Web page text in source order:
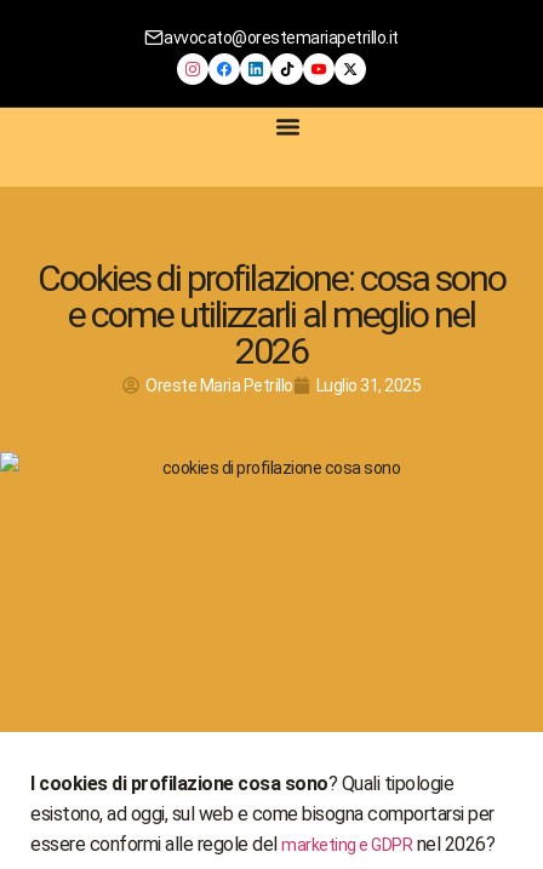
avvocato@orestemariapetrillo.it
Cookies di profilazione: cosa sono
e come utilizzarli al meglio nel
2026
Oreste Maria Petrillo Luglio 31, 2025
I cookies di profilazione cosa sono? Quali tipologie
esistono, ad oggi, sul web e come bisogna comportarsi per
essere conformi alle regole delmarketing e GDPRnel 2026?